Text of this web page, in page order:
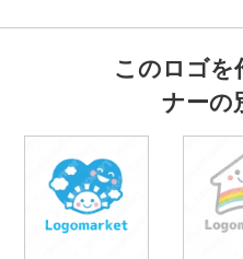
このロゴを
ナーの